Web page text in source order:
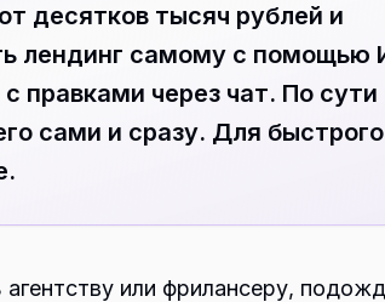
десятков тысяч рублей и
лендинг самому с помощью
правками через чат. По сути
сами и сразу. Для быстрого
или фрилансеру,